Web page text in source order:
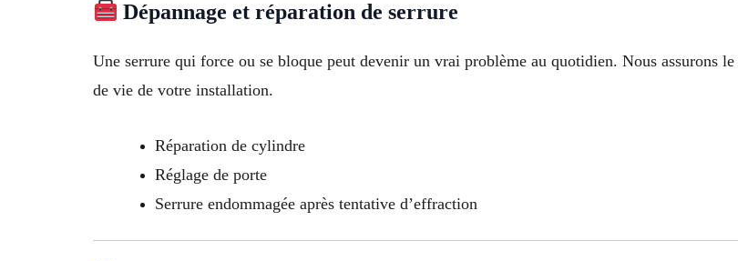
Dépannage et réparation de serrure
Une serrure qui force ou se bloque peut devenir un vrai problème au quotidien. Nous assurons le
de vie de votre installation.
Réparation de cylindre
Réglage de porte
Serrure endommagée après tentative d’effraction